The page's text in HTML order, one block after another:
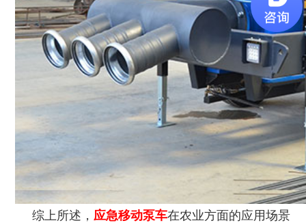
综上所述，应急移动泵车在农业方面的应用场景